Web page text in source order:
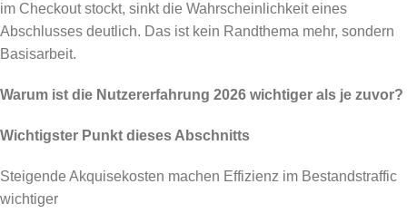
im Checkout stockt, sinkt die Wahrscheinlichkeit eines
Abschlusses deutlich. Das ist kein Randthema mehr, sondern
Basisarbeit.
Warum ist die Nutzererfahrung 2026 wichtiger als je zuvor?
Wichtigster Punkt dieses Abschnitts
Steigende Akquisekosten machen Effizienz im Bestandstraffic
wichtiger